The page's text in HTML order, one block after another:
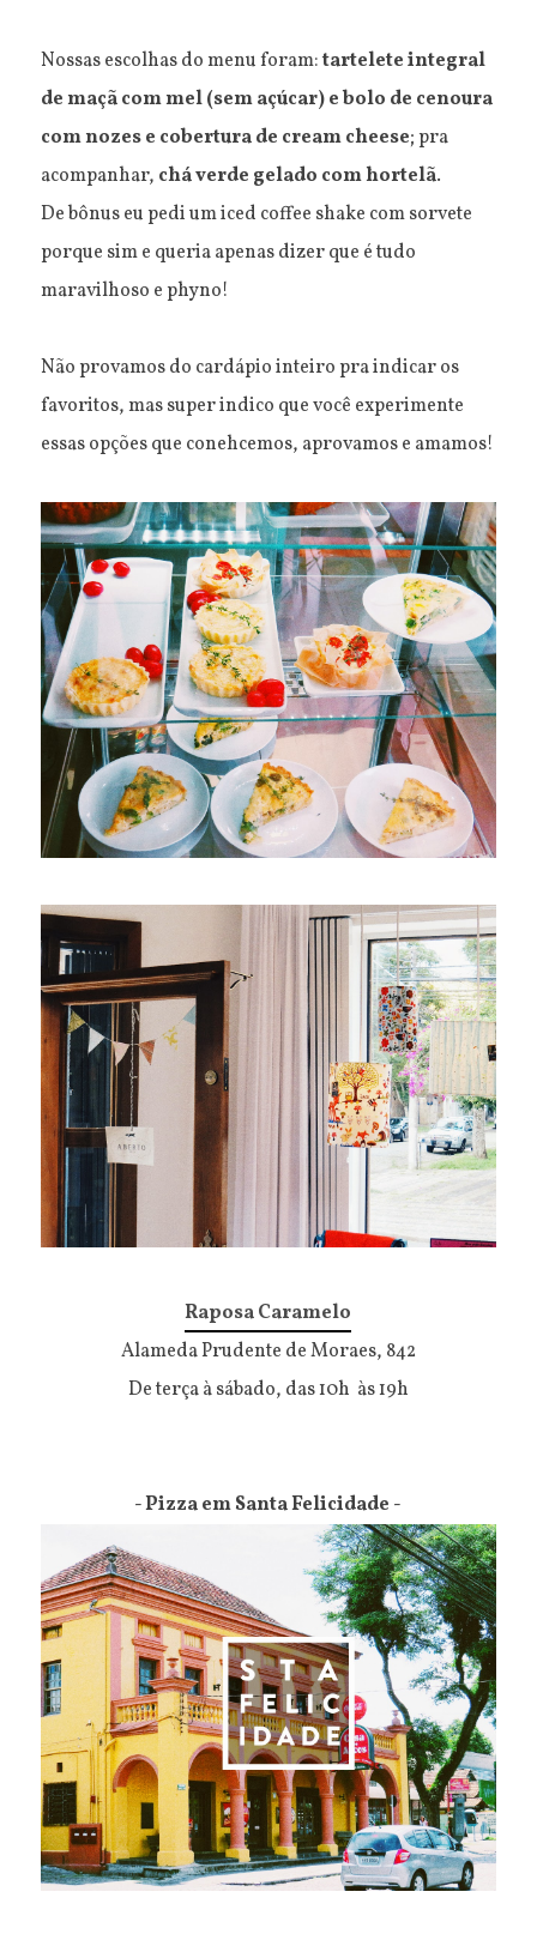
Nossas escolhas do menu foram:tartelete integral
de maçã com mel (sem açúcar) e bolo de cenoura
com nozes e cobertura de cream cheese; pra
acompanhar, chá verde gelado com hortelã.
De bônus eu pedi um iced coffee shake com sorvete
porque sim e queria apenas dizer que é tudo
maravilhoso e phyno!
Não provamos do cardápio inteiro pra indicar os
favoritos, mas super indico que você experimente
essas opções que conehcemos, aprovamos e amamos!
Raposa Caramelo
Alameda Prudente de Moraes, 842
De terça à sábado, das 10h às 19h
- Pizza em Santa Felicidade -